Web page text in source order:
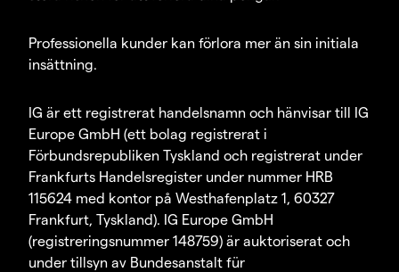
Professionella kunder kan förlora mer än sin initiala
insättning.
IG är ett registrerat handelsnamn och hänvisar till IG
Europe GmbH (ett bolag registrerat i
Förbundsrepubliken Tyskland och registrerat under
Frankfurts Handelsregister under nummer HRB
115624 med kontor på Westhafenplatz 1, 60327
Frankfurt, Tyskland). IG Europe GmbH
(registreringsnummer 148759) är auktoriserat och
under tillsyn av Bundesanstalt für